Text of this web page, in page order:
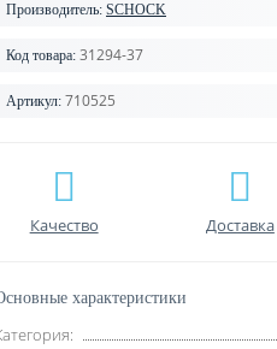
Производитель: SCHOCK
Код товара: 31294-37
Артикул: 710525
Качество Доставка
характеристики